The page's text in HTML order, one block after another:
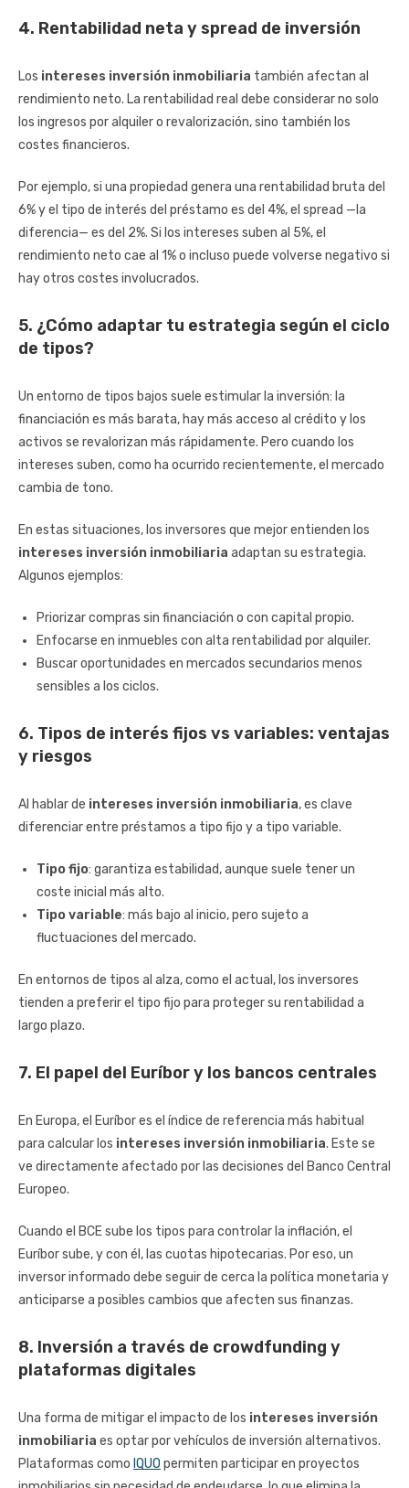
4. Rentabilidad neta y spread de inversión
Los intereses inversión inmobiliaria también afectan al
rendimiento neto. La rentabilidad real debe considerar no solo
los ingresos por alquiler o revalorización, sino también los
costes financieros.
Por ejemplo, si una propiedad genera una rentabilidad bruta del
6% y el tipo de interés del préstamo es del 4%, el spread —la
diferencia— es del 2%. Si los intereses suben al 5%, el
rendimiento neto cae al 1% o incluso puede volverse negativo si
hay otros costes involucrados.
5. ¿Cómo adaptar tu estrategia según el ciclo
de tipos?
Un entorno de tipos bajos suele estimular la inversión: la
financiación es más barata, hay más acceso al crédito y los
activos se revalorizan más rápidamente. Pero cuando los
intereses suben, como ha ocurrido recientemente, el mercado
cambia de tono.
En estas situaciones, los inversores que mejor entienden los
intereses inversión inmobiliaria adaptan su estrategia.
Algunos ejemplos:
Priorizar compras sin financiación o con capital propio.
Enfocarse en inmuebles con alta rentabilidad por alquiler.
Buscar oportunidades en mercados secundarios menos
sensibles a los ciclos.
6. Tipos de interés fijos vs variables: ventajas
y riesgos
Al hablar de intereses inversión inmobiliaria, es clave
diferenciar entre préstamos a tipo fijo y a tipo variable.
Tipo fijo: garantiza estabilidad, aunque suele tener un
coste inicial más alto.
Tipo variable: más bajo al inicio, pero sujeto a
fluctuaciones del mercado.
En entornos de tipos al alza, como el actual, los inversores
tienden a preferir el tipo fijo para proteger su rentabilidad a
largo plazo.
7. El papel del Euríbor y los bancos centrales
En Europa, el Euríbor es el índice de referencia más habitual
para calcular los intereses inversión inmobiliaria. Este se
ve directamente afectado por las decisiones del Banco Central
Europeo.
Cuando el BCE sube los tipos para controlar la inflación, el
Euríbor sube, y con él, las cuotas hipotecarias. Por eso, un
inversor informado debe seguir de cerca la política monetaria y
anticiparse a posibles cambios que afecten sus finanzas.
8. Inversión a través de crowdfunding y
plataformas digitales
Una forma de mitigar el impacto de los intereses inversión
inmobiliaria es optar por vehículos de inversión alternativos.
Plataformas como IQUO permiten participar en proyectos